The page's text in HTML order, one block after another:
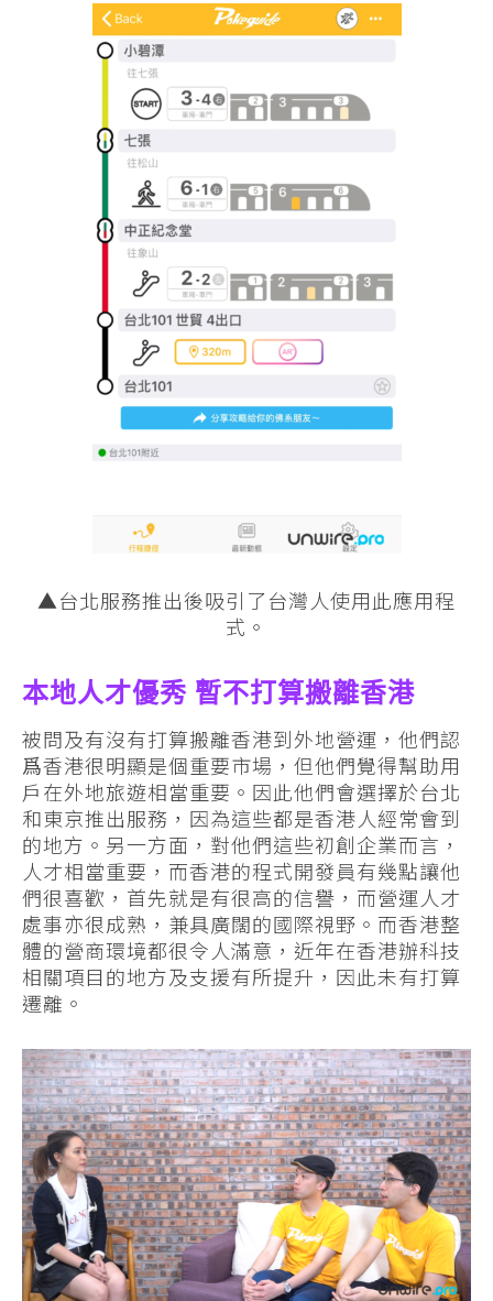
▲台北服務推出後吸引了台灣人使用此應用程
式。
本地人才優秀 暫不打算搬離香港
被問及有沒有打算搬離香港到外地營運，他們認
爲香港很明顯是個重要市場，但他們覺得幫助用
戶在外地旅遊相當重要。因此他們會選擇於台北
和東京推出服務，因為這些都是香港人經常會到
的地方。另一方面，對他們這些初創企業而言，
人才相當重要，而香港的程式開發員有幾點讓他
們很喜歡，首先就是有很高的信譽，而營運人才
處事亦很成熟，兼具廣闊的國際視野。而香港整
體的營商環境都很令人滿意，近年在香港辦科技
相關項目的地方及支援有所提升，因此未有打算
遷離。